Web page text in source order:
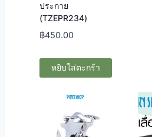
ประกาย
(TZEPR234)
฿450.00
หยิบใส่ตะกร้า